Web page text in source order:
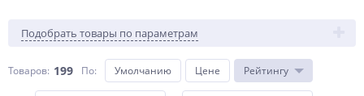
Подобрать товары по параметрам
Товаров: 199 По: Умолчанию Цене Рейтингу